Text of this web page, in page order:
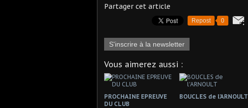
Partager cet article
Repost 0
S'inscrire à la newsletter
Vous aimerez aussi :
PROCHAINE EPREUVE
DU CLUB
BOUCLES de l'ARNOULT